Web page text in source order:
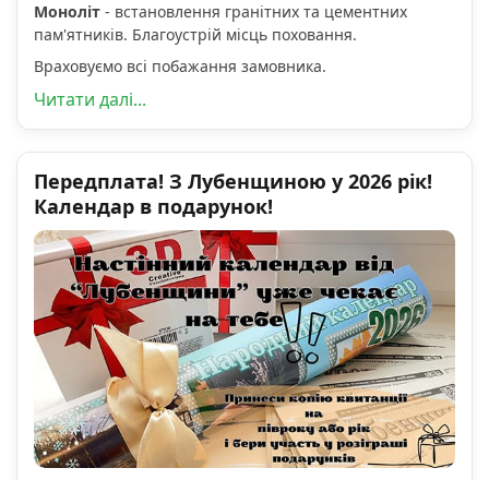
Моноліт - встановлення гранітних та цементних
пам'ятників. Благоустрій місць поховання.
Враховуємо всі побажання замовника.
Читати далі...
Передплата! З Лубенщиною у 2026 рік!
Календар в подарунок!